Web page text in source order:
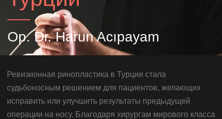
Op. Dr. Harun Acıpayam
Ревизионная ринопластика в Турции стала
судьбоносным решением для пациентов, желающих
исправить или улучшить результаты предыдущей
операции на носу. Благодаря хирургам мирового класса